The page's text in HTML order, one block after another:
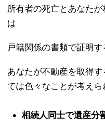
所有者の死亡とあなた
は
戸籍関係の書類で証明す
あなたが不動産を取得
ては色々なことが考えら
相続人同士で遺産分